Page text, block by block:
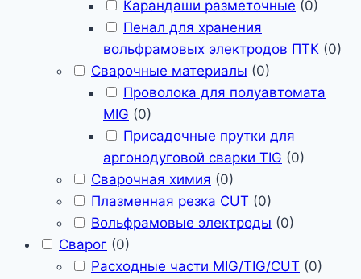
Карандаши разметочные (0)
Пенал для хранения
вольфрамовых электродов ПТК (0)
Сварочные материалы (0)
Проволока для полуавтомата
MIG (0)
Присадочные прутки для
аргонодуговой сварки TIG (0)
Сварочная химия (0)
Плазменная резка CUT (0)
Вольфрамовые электроды (0)
Сварог (0)
Расходные части MIG/TIG/CUT (0)